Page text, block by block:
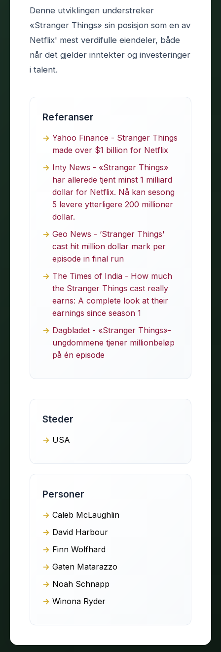
Denne utviklingen understreker
«Stranger Things» sin posisjon som en av
Netflix' mest verdifulle eiendeler, både
når det gjelder inntekter og investeringer
i talent.
Referanser
Yahoo Finance - Stranger Things
made over $1 billion for Netflix
Inty News - «Stranger Things»
har allerede tjent minst 1 milliard
dollar for Netflix. Nå kan sesong
5 levere ytterligere 200 millioner
dollar.
Geo News - ‘Stranger Things'
cast hit million dollar mark per
episode in final run
The Times of India - How much
the Stranger Things cast really
earns: A complete look at their
earnings since season 1
Dagbladet - «Stranger Things»-
ungdommene tjener millionbeløp
på én episode
Steder
USA
Personer
Caleb McLaughlin
David Harbour
Finn Wolfhard
Gaten Matarazzo
Noah Schnapp
Winona Ryder